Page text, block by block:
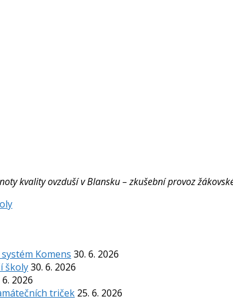
kvality ovzduší v Blansku – zkušební provoz
Komens 30. 6. 2026
školy30. 6. 2026
6. 2026
triček 25. 6. 2026